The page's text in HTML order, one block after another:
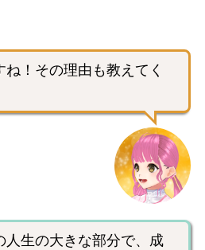
！その理由も教えてく
人生の大きな部分で、成